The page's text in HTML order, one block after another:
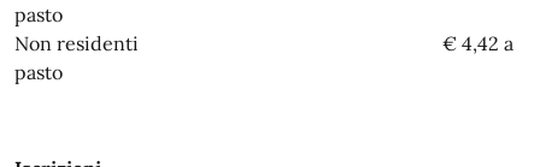
pasto
Non residenti € 4,42 a
pasto